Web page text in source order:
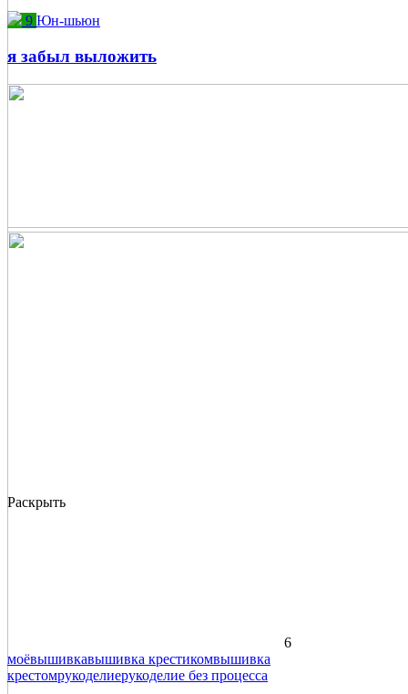
9 Юн-шьюн
я забыл выложить
Раскрыть
6
моёвышивкавышивка крестикомвышивка
крестомрукоделиерукоделие без процесса